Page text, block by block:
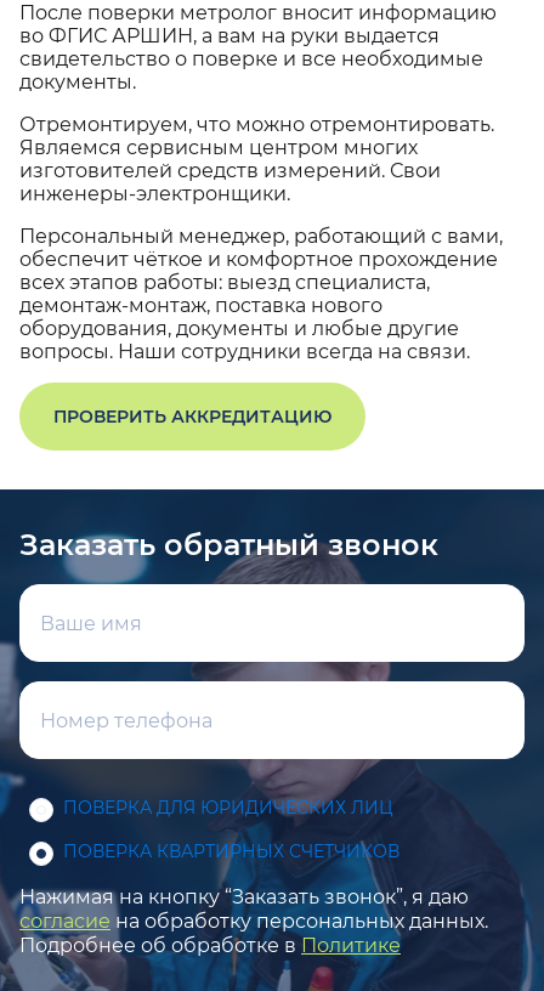
После поверки метролог вносит информацию
во ФГИС АРШИН, а вам на руки выдается
свидетельство о поверке и все необходимые
документы.
Отремонтируем, что можно отремонтировать.
Являемся сервисным центром многих
изготовителей средств измерений. Свои
инженеры-электронщики.
Персональный менеджер, работающий с вами,
обеспечит чёткое и комфортное прохождение
всех этапов работы: выезд специалиста,
демонтаж-монтаж, поставка нового
оборудования, документы и любые другие
вопросы. Наши сотрудники всегда на связи.
ПРОВЕРИТЬ АККРЕДИТАЦИЮ
Заказать обратный звонок
ПОВЕРКА ДЛЯ ЮРИДИЧЕСКИХ ЛИЦ
ПОВЕРКА КВАРТИРНЫХ СЧЕТЧИКОВ
Нажимая на кнопку “Заказать звонок”, я даю
согласие на обработку персональных данных.
Подробнее об обработке в Политике